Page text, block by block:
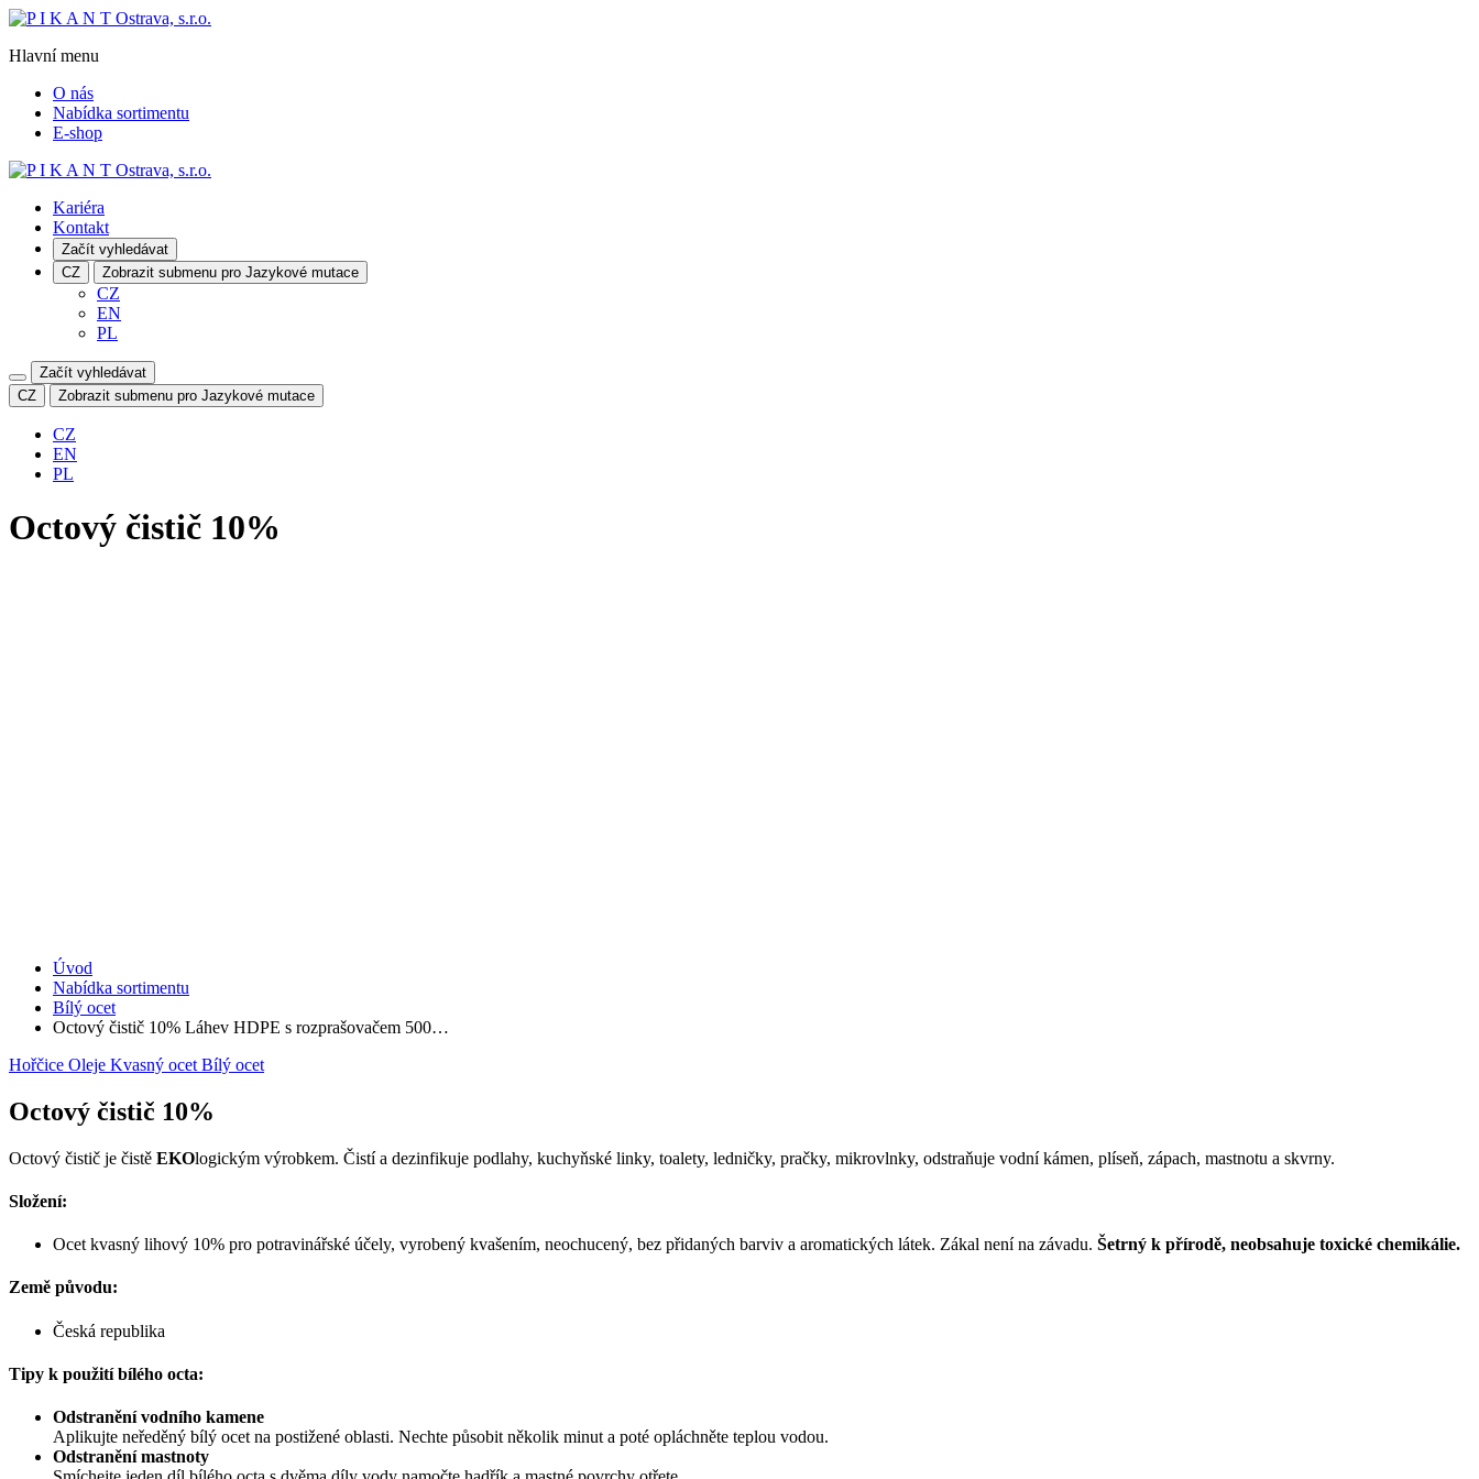
Hlavní menu
O nás
Nabídka sortimentu
E-shop
Kariéra
Kontakt
Začít vyhledávat
CZ
Zobrazit submenu pro Jazykové mutace
CZ
EN
PL
Začít vyhledávat
CZ
Zobrazit submenu pro Jazykové mutace
CZ
EN
PL
Octový čistič 10%
Úvod
Nabídka sortimentu
Bílý ocet
Octový čistič 10% Láhev HDPE s rozprašovačem 500…
Hořčice Oleje Kvasný ocet Bílý ocet
Octový čistič 10%
Octový čistič je čistě EKOlogickým výrobkem. Čistí a dezinfikuje podlahy, kuchyňské linky, toalety, ledničky, pračky, mikrovlnky, odstraňuje vodní kámen, plíseň, zápach, mastnotu a skvrny.
Složení:
Ocet kvasný lihový 10% pro potravinářské účely, vyrobený kvašením, neochucený, bez přidaných barviv a aromatických látek. Zákal není na závadu. Šetrný k přírodě, neobsahuje toxické chemikálie.
Země původu:
Česká republika
Tipy k použití bílého octa:
Odstranění vodního kamene
Aplikujte neředěný bílý ocet na postižené oblasti. Nechte působit několik minut a poté opláchněte teplou vodou.
Odstranění mastnoty